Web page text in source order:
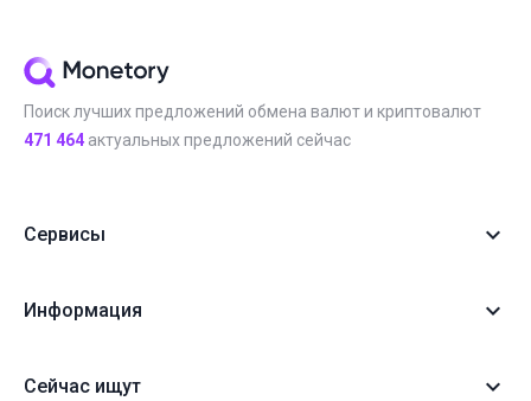
Поиск лучших предложений обмена валют и криптовалют
471 464 актуальных предложений сейчас
Сервисы
Информация
Сейчас ищут